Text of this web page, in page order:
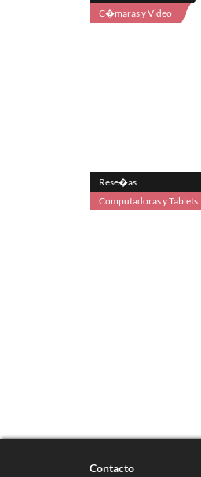
C�maras y Video
Rese�as
Computadoras y Tablets
Contacto